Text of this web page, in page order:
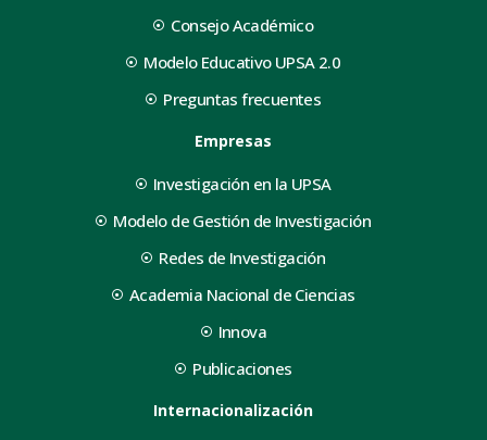
Consejo Académico
Modelo Educativo UPSA 2.0
Preguntas frecuentes
Empresas
Investigación en la UPSA
Modelo de Gestión de Investigación
Redes de Investigación
Academia Nacional de Ciencias
Innova
Publicaciones
Internacionalización